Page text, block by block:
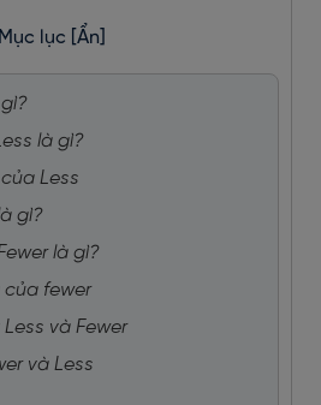
Mục lục [Ẩn]
là gì?
Less
gì?
là gì?
của fewer
và Fewer
và Less